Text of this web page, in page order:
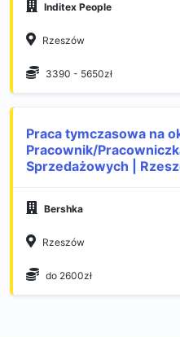
Inditex People
Rzeszów
3390 - 5650zł
Praca tymczasowa na
Pracownik/
Sprzedażowych |
Bershka
Rzeszów
do 2600zł